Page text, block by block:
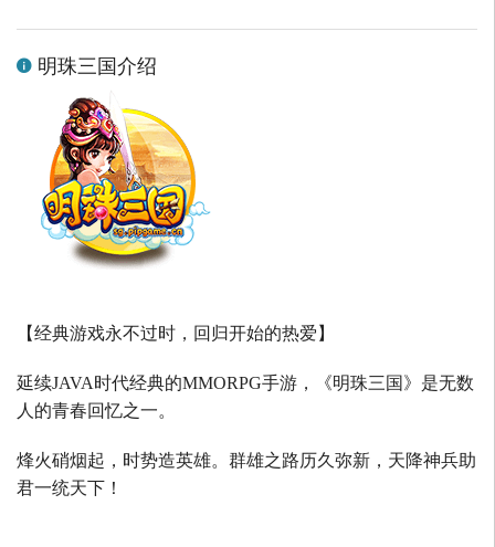
明珠三国介绍
【经典游戏永不过时，回归开始的热爱】
延续JAVA时代经典的MMORPG手游，《明珠三国》是无数
人的青春回忆之一。
烽火硝烟起，时势造英雄。群雄之路历久弥新，天降神兵助
君一统天下！